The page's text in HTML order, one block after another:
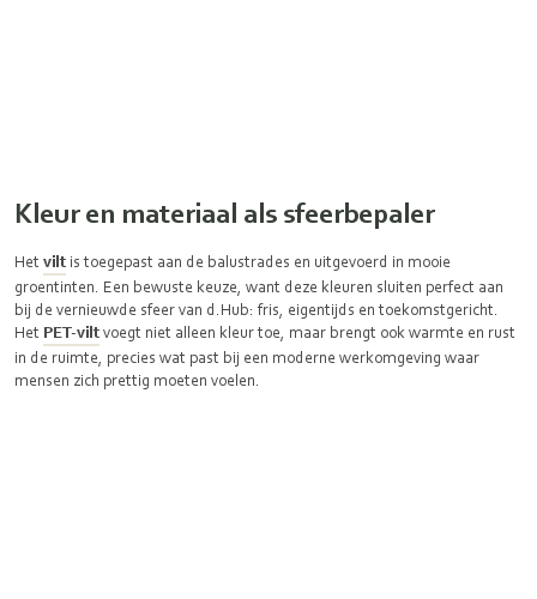
Kleur en materiaal als sfeerbepaler
Het vilt is toegepast aan de balustrades en uitgevoerd in mooie
groentinten. Een bewuste keuze, want deze kleuren sluiten perfect aan
bij de vernieuwde sfeer van d.Hub: fris, eigentijds en toekomstgericht.
Het PET‑viltvoegt niet alleen kleur toe, maar brengt ook warmte en rust
in de ruimte, precies wat past bij een moderne werkomgeving waar
mensen zich prettig moeten voelen.